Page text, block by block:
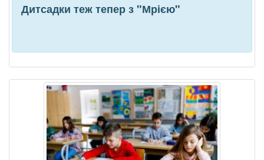
Дитсадки теж тепер з "Мрією"